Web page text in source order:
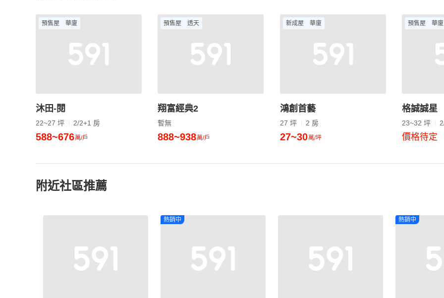
預售屋 華廈
沐田-閱
22~27 坪 2/2+1 房
588~676萬/戶
預售屋 透天
翔富經典2
暫無
888~938萬/戶
新成屋 華廈
鴻創首藝
27 坪 2 房
27~30萬/坪
預售屋 華廈
格誠誠星
23~32 坪
價格待定
附近社區推薦
熱銷中 熱銷中